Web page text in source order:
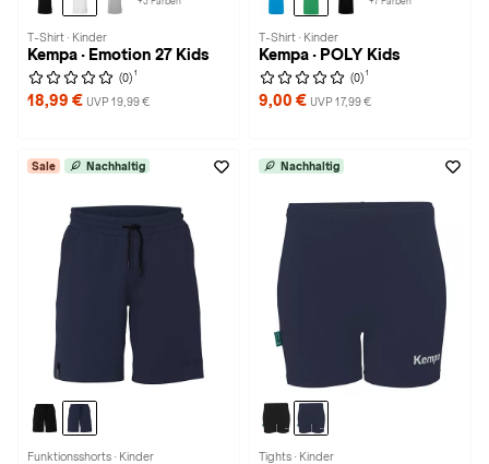
T-Shirt · Kinder
Kempa · Emotion 27 Kids
(0) 1
18,99 € UVP 19,99 €
T-Shirt · Kinder
Kempa · POLY Kids
(0) 1
9,00 € UVP 17,99 €
Sale Nachhaltig
Funktionsshorts · Kinder
Nachhaltig
Tights · Kinder